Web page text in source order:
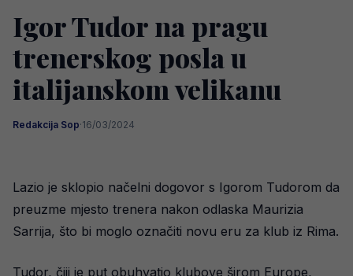
Igor Tudor na pragu
trenerskog posla u
italijanskom velikanu
Redakcija Sop·16/03/2024
Lazio je sklopio načelni dogovor s Igorom Tudorom da
preuzme mjesto trenera nakon odlaska Maurizia
Sarrija, što bi moglo označiti novu eru za klub iz Rima.
Tudor, čiji je put obuhvatio klubove širom Europe,